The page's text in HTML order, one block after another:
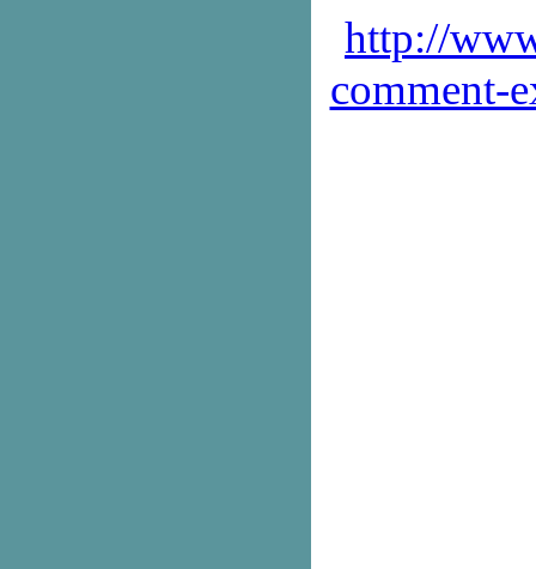
http://
comment-